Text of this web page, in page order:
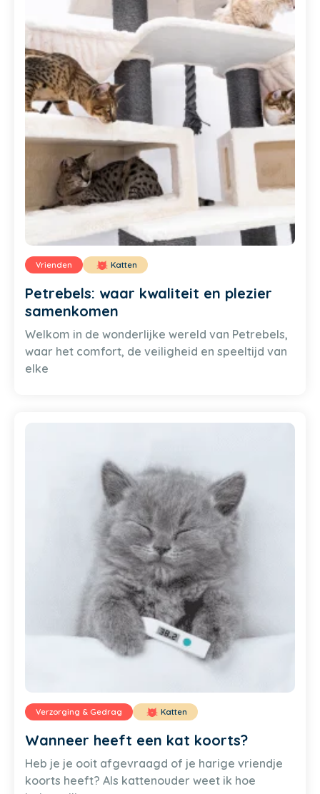
Vrienden Katten
Petrebels: waar kwaliteit en plezier
samenkomen
Welkom in de wonderlijke wereld van Petrebels,
waar het comfort, de veiligheid en speeltijd van
elke
Verzorging & Gedrag Katten
Wanneer heeft een kat koorts?
Heb je je ooit afgevraagd of je harige vriendje
koorts heeft? Als kattenouder weet ik hoe